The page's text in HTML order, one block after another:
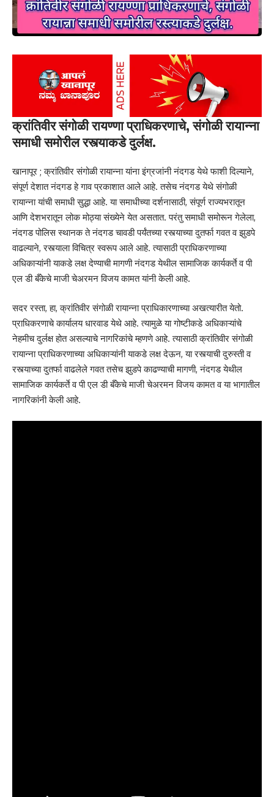
क्रांतिवीर संगोळी रायण्णा प्राधिकरणाचे, संगोळी रायान्ना
समाधी समोरील रस्त्याकडे दुर्लक्ष.
खानापूर ; क्रांतिवीर संगोळी रायान्ना यांना इंग्रजांनी नंदगड येथे फाशी दिल्याने,
संपूर्ण देशात नंदगड हे गाव प्रकाशात आले आहे. तसेच नंदगड येथे संगोळी
रायान्ना यांची समाधी सुद्धा आहे. या समाधीच्या दर्शनासाठी, संपूर्ण राज्यभरातून
आणि देशभरातून लोक मोठ्या संख्येने येत असतात. परंतु समाधी समोरून गेलेला,
नंदगड पोलिस स्थानक ते नंदगड चावडी पर्यंतच्या रस्त्याच्या दुतर्फा गवत व झुडपे
वाढल्याने, रस्त्याला विचित्र स्वरूप आले आहे. त्यासाठी प्राधिकरणाच्या
अधिकाऱ्यांनी याकडे लक्ष देण्याची मागणी नंदगड येथील सामाजिक कार्यकर्ते व पी
एल डी बँकेचे माजी चेअरमन विजय कामत यांनी केली आहे.
सदर रस्ता, हा, क्रांतिवीर संगोळी रायान्ना प्राधिकारणाच्या अखत्यारीत येतो.
प्राधिकरणाचे कार्यालय धारवाड येथे आहे. त्यामुळे या गोष्टीकडे अधिकाऱ्यांचे
नेहमीच दुर्लक्ष होत असल्याचे नागरिकांचे म्हणणे आहे. त्यासाठी क्रांतिवीर संगोळी
रायान्ना प्राधिकरणाच्या अधिकाऱ्यांनी याकडे लक्ष देऊन, या रस्त्याची दुरुस्ती व
रस्त्याच्या दुतर्फा वाढलेले गवत तसेच झुडपे काढण्याची मागणी, नंदगड येथील
सामाजिक कार्यकर्ते व पी एल डी बँकेचे माजी चेअरमन विजय कामत व या भागातील
नागरिकांनी केली आहे.